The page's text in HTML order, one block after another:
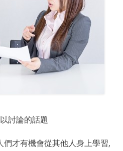
討論的話題
們才有機會從其他人身上學習,